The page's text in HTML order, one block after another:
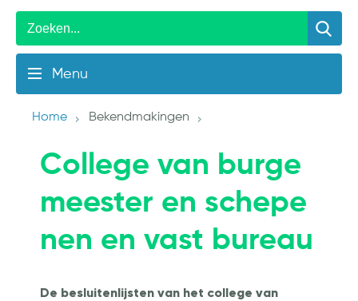
Menu
Home Bekendmakingen
College van burge
meester en schepe
nen en vast bureau
De besluitenlijsten van het college van